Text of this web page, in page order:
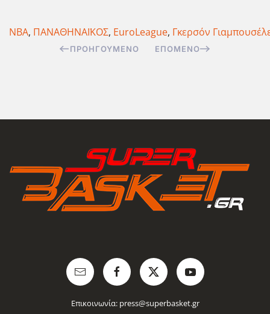
NBA, ΠΑΝΑΘΗΝΑΪΚΟΣ, EuroLeague, Γκερσόν
ΠΡΟΗΓΟΎΜΕΝΟ ΕΠΌΜΕΝΟ
Επικοινωνία: press@superbasket.gr